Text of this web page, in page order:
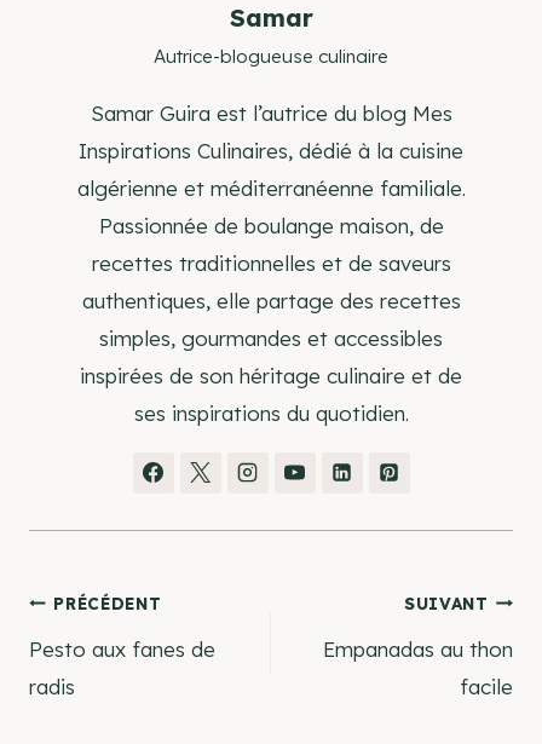
Samar
Autrice-blogueuse culinaire
Samar Guira est l’autrice du blog Mes
Inspirations Culinaires, dédié à la cuisine
algérienne et méditerranéenne familiale.
Passionnée de boulange maison, de
recettes traditionnelles et de saveurs
authentiques, elle partage des recettes
simples, gourmandes et accessibles
inspirées de son héritage culinaire et de
ses inspirations du quotidien.
Navigation
de
PRÉCÉDENT
Pesto aux fanes de
radis
SUIVANT
Empanadas au thon
facile